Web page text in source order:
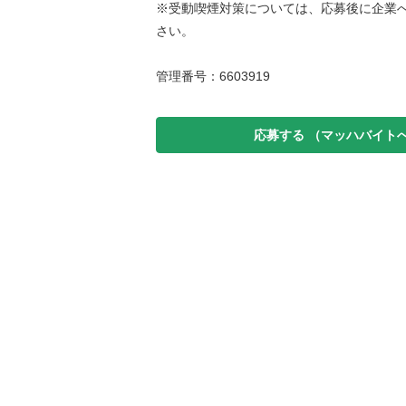
※受動喫煙対策については、応募後に企業
さい。
管理番号：6603919
応募する （マッハバイト